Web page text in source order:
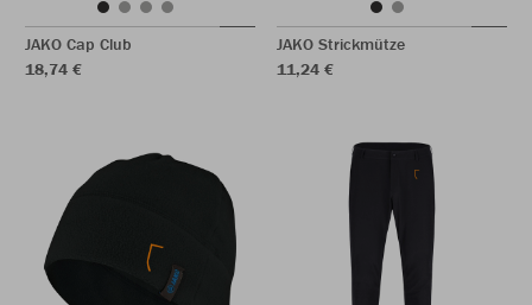
JAKO Cap Club
18,74 €
JAKO Strickmütze
11,24 €